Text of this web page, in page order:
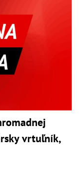
vrtuľník,